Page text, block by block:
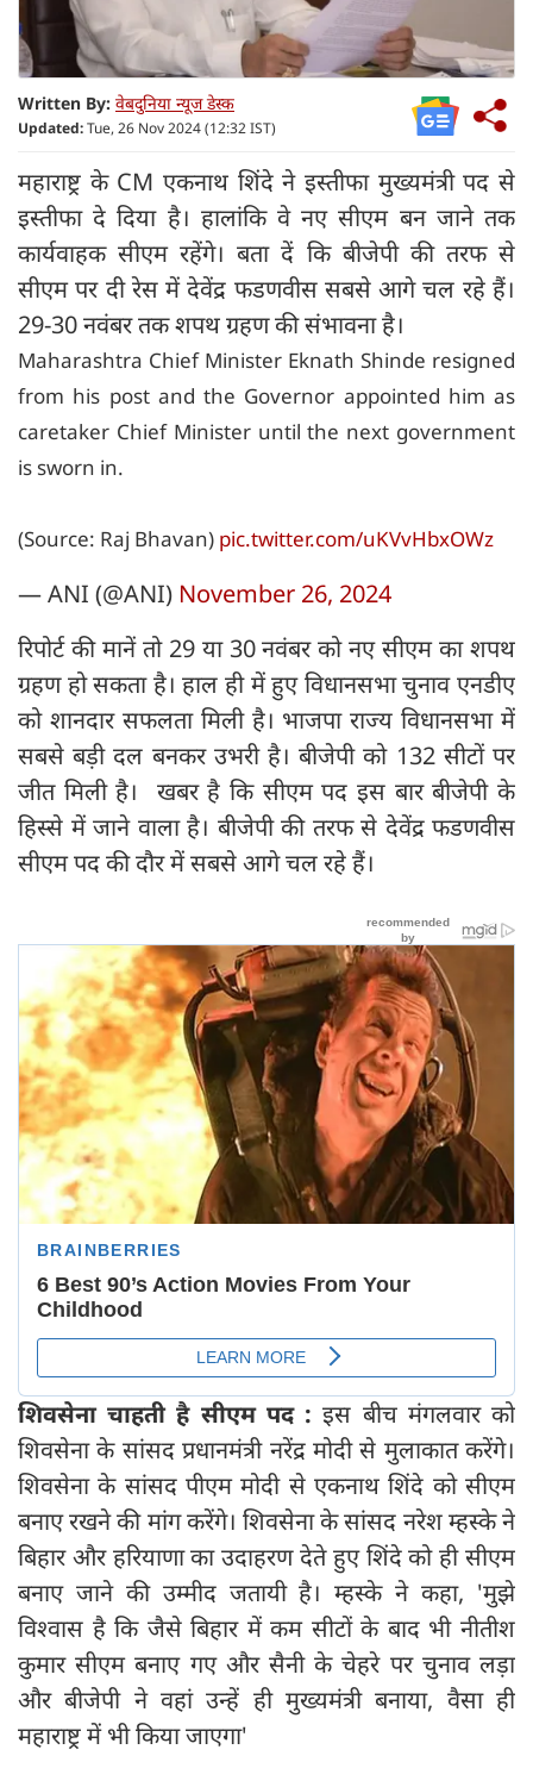
Written By: वेबदुनिया न्यूज डेस्क
Updated:Tue, 26 Nov 2024 (12:32 IST)
महाराष्ट्र के CM एकनाथ शिंदे ने इस्तीफा मुख्यमंत्री पद से
इस्तीफा दे दिया है। हालांकि वे नए सीएम बन जाने तक
कार्यवाहक सीएम रहेंगे। बता दें कि बीजेपी की तरफ से
सीएम पर दी रेस में देवेंद्र फडणवीस सबसे आगे चल रहे हैं।
29-30 नवंबर तक शपथ ग्रहण की संभावना है।
Maharashtra Chief Minister Eknath Shinde resigned
from his post and the Governor appointed him as
caretaker Chief Minister until the next government
is sworn in.
(Source: Raj Bhavan) pic.twitter.com/uKVvHbxOWz
— ANI (@ANI) November 26, 2024
रिपोर्ट की मानें तो 29 या 30 नवंबर को नए सीएम का शपथ
ग्रहण हो सकता है। हाल ही में हुए विधानसभा चुनाव एनडीए
को शानदार सफलता मिली है। भाजपा राज्य विधानसभा में
सबसे बड़ी दल बनकर उभरी है। बीजेपी को 132 सीटों पर
जीत मिली है। खबर है कि सीएम पद इस बार बीजेपी के
हिस्से में जाने वाला है। बीजेपी की तरफ से देवेंद्र फडणवीस
सीएम पद की दौर में सबसे आगे चल रहे हैं।
शिवसेना चाहती है सीएम पद : इस बीच मंगलवार को
शिवसेना के सांसद प्रधानमंत्री नरेंद्र मोदी से मुलाकात करेंगे।
शिवसेना के सांसद पीएम मोदी से एकनाथ शिंदे को सीएम
बनाए रखने की मांग करेंगे। शिवसेना के सांसद नरेश म्हस्के ने
बिहार और हरियाणा का उदाहरण देते हुए शिंदे को ही सीएम
बनाए जाने की उम्मीद जतायी है। म्हस्के ने कहा, 'मुझे
विश्वास है कि जैसे बिहार में कम सीटों के बाद भी नीतीश
कुमार सीएम बनाए गए और सैनी के चेहरे पर चुनाव लड़ा
और बीजेपी ने वहां उन्हें ही मुख्यमंत्री बनाया, वैसा ही
महाराष्ट्र में भी किया जाएगा'